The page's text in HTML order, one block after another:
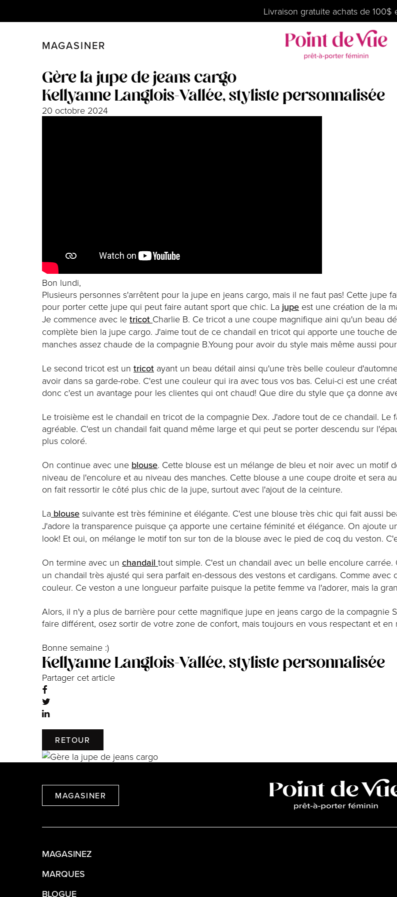
Livraison gratuite achats de 100$
MAGASINER
Gère la jupe de jeans cargo
Kellyanne Langlois-Vallée, styliste personnalisée
20 octobre 2024
Bon lundi,
Plusieurs personnes s'arrêtent pour la jupe en jeans cargo, mais il ne faut pas! Cette jupe
pour porter cette jupe qui peut faire autant sport que chic. La jupe est une création de la
Je commence avec le tricot Charlie B. Ce tricot a une coupe magnifique aini qu'un beau
complète bien la jupe cargo. J'aime tout de ce chandail en tricot qui apporte une touche
manches assez chaude de la compagnie B.Young pour avoir du style mais même aussi
Le second tricot est un tricot ayant un beau détail ainsi qu'une très belle couleur
avoir dans sa garde-robe. C'est une couleur qui ira avec tous vos bas. Celui-ci est une
donc c'est un avantage pour les clientes qui ont chaud! Que dire du style que ça donne
Le troisième est le chandail en tricot de la compagnie Dex. J'adore tout de ce chandail.
agréable. C'est un chandail fait quand même large et qui peut se porter descendu sur
plus coloré.
On continue avec une blouse. Cette blouse est un mélange de bleu et noir avec un motif
niveau de l'encolure et au niveau des manches. Cette blouse a une coupe droite et sera
on fait ressortir le côté plus chic de la jupe, surtout avec l'ajout de la ceinture.
La blouse suivante est très féminine et élégante. C'est une blouse très chic qui fait aussi
J'adore la transparence puisque ça apporte une certaine féminité et élégance. On ajoute
look! Et oui, on mélange le motif ton sur ton de la blouse avec le pied de coq du veston.
On termine avec un chandail tout simple. C'est un chandail avec un belle encolure
un chandail très ajusté qui sera parfait en-dessous des vestons et cardigans. Comme avec
couleur. Ce veston a une longueur parfaite puisque la petite femme va l'adorer, mais la
Alors, il n'y a plus de barrière pour cette magnifique jupe en jeans cargo de la compagnie
faire différent, osez sortir de votre zone de confort, mais toujours en vous respectant et
Bonne semaine :)
Kellyanne Langlois-Vallée, styliste personnalisée
Partager cet article
RETOUR
MAGASINER
MAGASINEZ
MARQUES
BLOGUE